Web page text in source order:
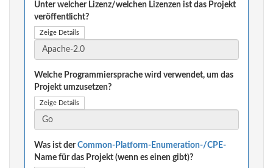
Unter welcher Lizenz/welchen Lizenzen ist das Projekt
veröffentlicht?
Zeige Details
Welche Programmiersprache wird verwendet, um das
Projekt umzusetzen?
Zeige Details
Was ist derCommon-Platform-Enumeration-/CPE-
Name für das Projekt (wenn es einen gibt)?